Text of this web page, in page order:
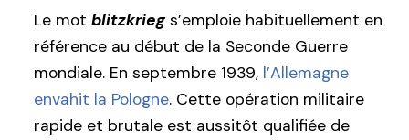
Le mot blitzkriegs’emploie habituellement en
référence au début de la Seconde Guerre
mondiale. En septembre 1939, l’Allemagne
envahit la Pologne. Cette opération militaire
rapide et brutale est aussitôt qualifiée de